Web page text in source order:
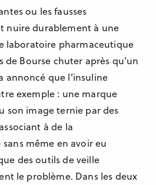
ou les fausses
nuire durablement à une
laboratoire pharmaceutique
de Bourse chuter après qu’un
annoncé que l’insuline
exemple : une marque
son image ternie par des
à de la
même en avoir eu
des outils de veille
le problème. Dans les deux